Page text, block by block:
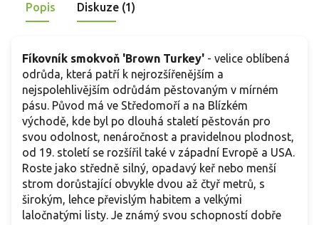
Popis Diskuze (1)
Fíkovník smokvoň 'Brown Turkey' - velice oblíbená
odrůda, která patří k nejrozšířenějším a
nejspolehlivějším odrůdám pěstovaným v mírném
pásu. Původ má ve Středomoří a na Blízkém
východě, kde byl po dlouhá staletí pěstován pro
svou odolnost, nenáročnost a pravidelnou plodnost,
od 19. století se rozšířil také v západní Evropě a USA.
Roste jako středně silný, opadavý keř nebo menší
strom dorůstající obvykle dvou až čtyř metrů, s
širokým, lehce převislým habitem a velkými
laločnatými listy. Je známý svou schopností dobře